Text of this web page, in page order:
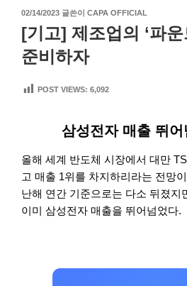
작
일
자
02/14/2023 글쓴이 CAPA OFFICIAL
[기고] 제조업의 ‘파
준비하자
POST VIEWS: 6,092
삼성전자 매출 뛰
올해 세계 반도체 시장에서 대만
고 매출 1위를 차지하리라는 전망
난해 연간 기준으로는 다소 뒤졌지
이미 삼성전자 매출을 뛰어넘었다.